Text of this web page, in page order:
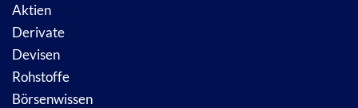
Aktien
Derivate
Devisen
Rohstoffe
Börsenwissen